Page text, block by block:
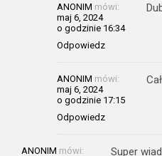
ANONIM mówi:
maj 6, 2024
o godzinie 16:34
Odpowiedz
ANONIM mówi:
maj 6, 2024
o godzinie 17:15
Odpowiedz
ANONIM mówi:
Super